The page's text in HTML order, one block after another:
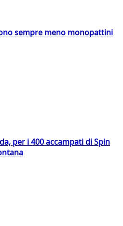
sempre meno monopattini
per i 400 accampati di Spin